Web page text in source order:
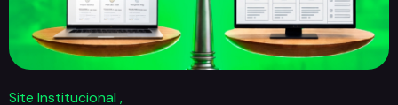
Site Institucional ,